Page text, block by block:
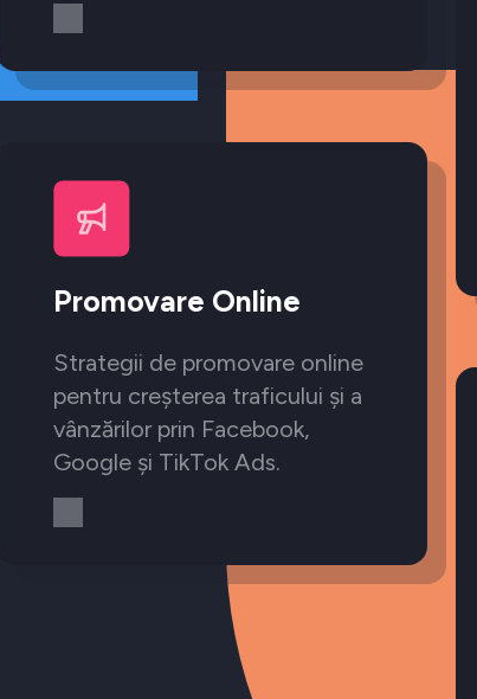
Promovare Online
Strategii de promovare online
pentru creșterea traficului și a
vânzărilor prin Facebook,
Google și TikTok Ads.